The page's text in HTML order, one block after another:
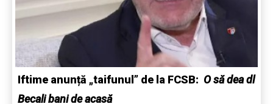
Iftime anunță „taifunul” de la FCSB: O să dea dl
Becali bani de acasă